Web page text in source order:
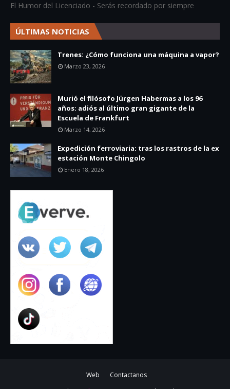
El Humor del Licenciado - Serás recordado por siempre
ÚLTIMAS NOTICIAS
Trenes: ¿Cómo funciona una máquina a vapor?
Marzo 23, 2026
Murió el filósofo Jürgen Habermas a los 96
años: adiós al último gran gigante de la
Escuela de Frankfurt
Marzo 14, 2026
Expedición ferroviaria: tras los rastros de la ex
estación Monte Chingolo
Enero 18, 2026
Web
Contactanos